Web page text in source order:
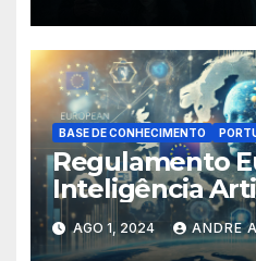
BASE DE CONHECIMENTO
Regulamento
Inteligência
Como Afecta o
em Portugal
AGO 1, 2024 ANDRE